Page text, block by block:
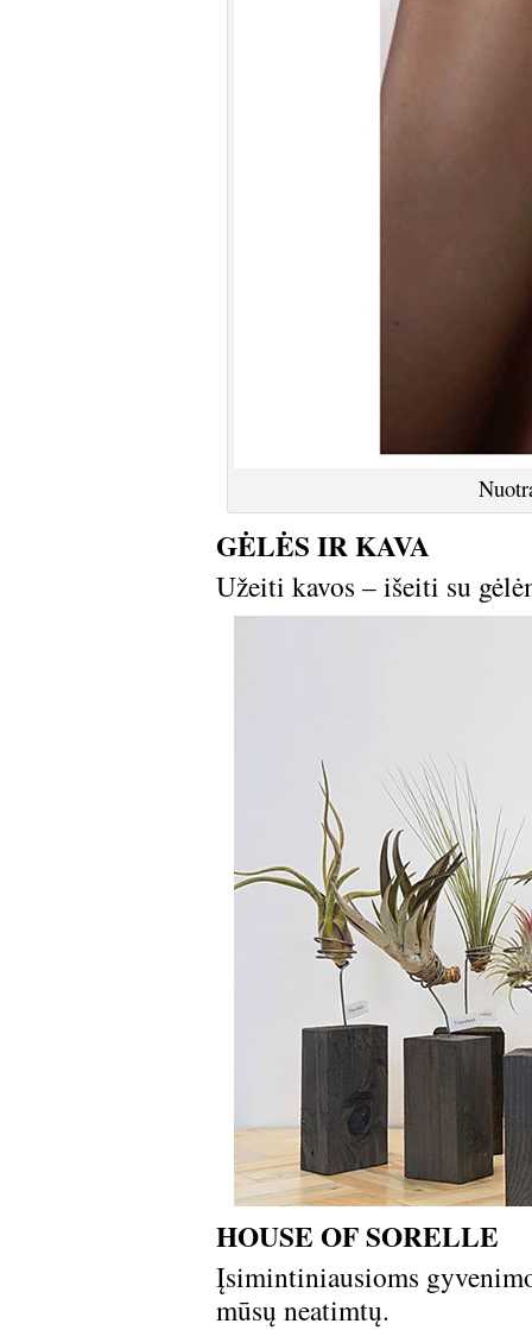
GĖLĖS IR KAVA
Užeiti kavos – išeiti su
HOUSE OF SORELLE
Įsimintiniausioms
mūsų neatimtų.